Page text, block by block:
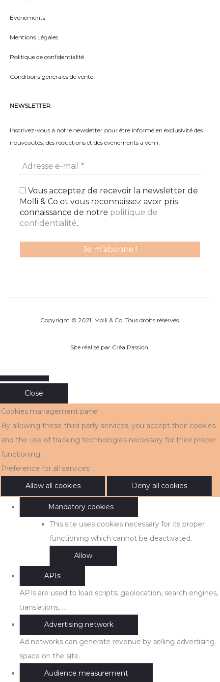
Évènements
Mentions Légales
Politique de confidentialité
Conditions générales de vente
NEWSLETTER
Inscrivez-vous à notre newsletter pour être informé en exclusivité des
nouveautés, des réductions et des évènements à venir.
Vous acceptez de recevoir la newsletter de
Molli & Co et vous reconnaissez avoir pris
connaissance de notre politique de
confidentialité.
Copyright © 2021. Molli & Co. Tous droits réservés.
Site réalisé par Créa Passion
Close
Cookies management panel
By allowing these third party services, you accept their cookies
and the use of tracking technologies necessary for their proper
functioning.
Preference for all services
Allow all cookies
Deny all cookies
Mandatory cookies
This site uses cookies necessary for its proper
functioning which cannot be deactivated.
Allow
APIs
APIs are used to load scripts: geolocation, search engines,
translations, ...
Advertising network
Ad networks can generate revenue by selling advertising
space on the site.
Audience measurement